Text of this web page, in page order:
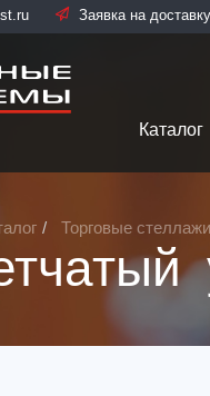
Заявка на доставку
Каталог
Торговые стеллажи